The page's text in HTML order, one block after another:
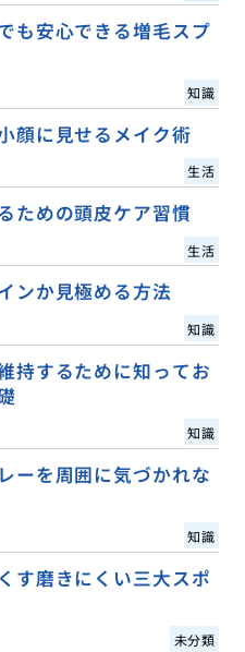
も安心できる増毛スプ
知識
顔に見せるメイク術
生活
ための頭皮ケア習慣
生活
ンか見極める方法
知識
持するために知ってお
知識
ーを周囲に気づかれな
知識
す磨きにくい三大スポ
未分類